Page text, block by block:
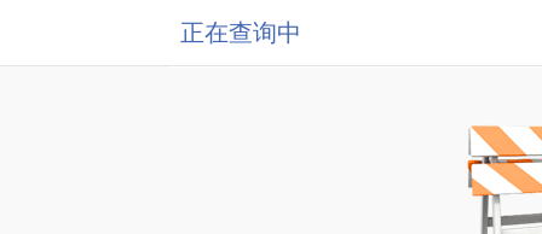
正在查询中